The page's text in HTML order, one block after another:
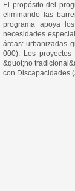
El propósito del
eliminando las
programa apoya
necesidades
áreas: urbanizadas
000). Los
&quot;no
con Discapacidades